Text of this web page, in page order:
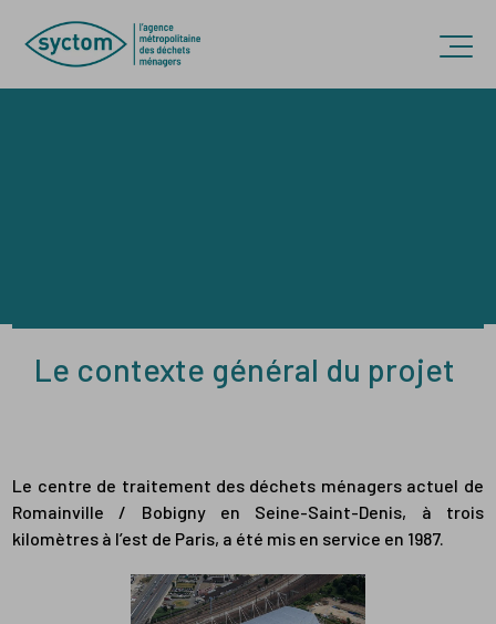
Accèder directement au contenu
Le contexte général du projet
Le centre de traitement des déchets ménagers actuel de
Romainville / Bobigny en Seine-Saint-Denis, à trois
kilomètres à l’est de Paris, a été mis en service en 1987.